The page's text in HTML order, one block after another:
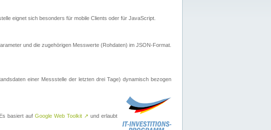
eignet sich besonders für mobile Clients oder für JavaScript.
und die zugehörigen Messwerte (Rohdaten) im JSON-Format.
einer Messstelle der letzten drei Tage) dynamisch bezogen
basiert auf Google Web Toolkit ↗ und erlaubt